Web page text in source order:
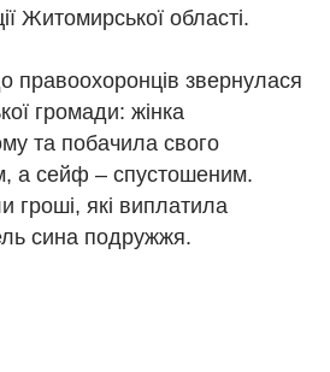
Житомирської області.
правоохоронців звернулася
громади: жінка
та побачила свого
а сейф – спустошеним.
гроші, які виплатила
сина подружжя.